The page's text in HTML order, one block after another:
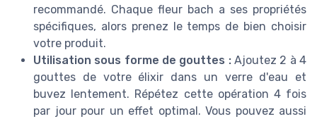
recommandé. Chaque fleur bach a ses propriétés
spécifiques, alors prenez le temps de bien choisir
votre produit.
Utilisation sous forme de gouttes :Ajoutez 2 à 4
gouttes de votre élixir dans un verre d'eau et
buvez lentement. Répétez cette opération 4 fois
par jour pour un effet optimal. Vous pouvez aussi